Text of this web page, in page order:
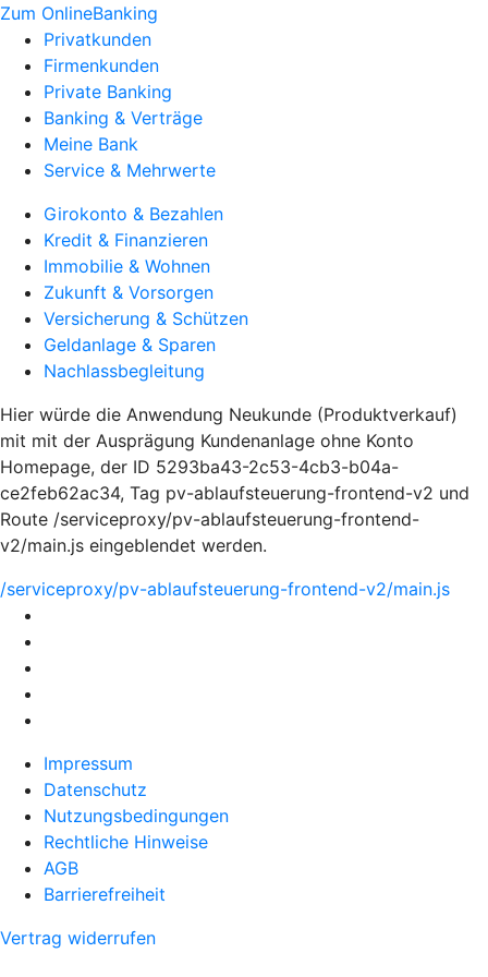
Zum OnlineBanking
Privatkunden
Firmenkunden
Private Banking
Banking & Verträge
Meine Bank
Service & Mehrwerte
Girokonto & Bezahlen
Kredit & Finanzieren
Immobilie & Wohnen
Zukunft & Vorsorgen
Versicherung & Schützen
Geldanlage & Sparen
Nachlassbegleitung
Hier würde die Anwendung Neukunde (Produktverkauf)
mit mit der Ausprägung Kundenanlage ohne Konto
Homepage, der ID 5293ba43-2c53-4cb3-b04a-
ce2feb62ac34, Tag pv-ablaufsteuerung-frontend-v2 und
Route /serviceproxy/pv-ablaufsteuerung-frontend-
v2/main.js eingeblendet werden.
/serviceproxy/pv-ablaufsteuerung-frontend-v2/main.js
Impressum
Datenschutz
Nutzungsbedingungen
Rechtliche Hinweise
AGB
Barrierefreiheit
Vertrag widerrufen